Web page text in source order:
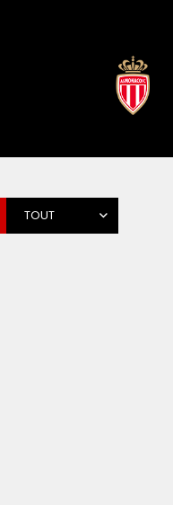
TOUT